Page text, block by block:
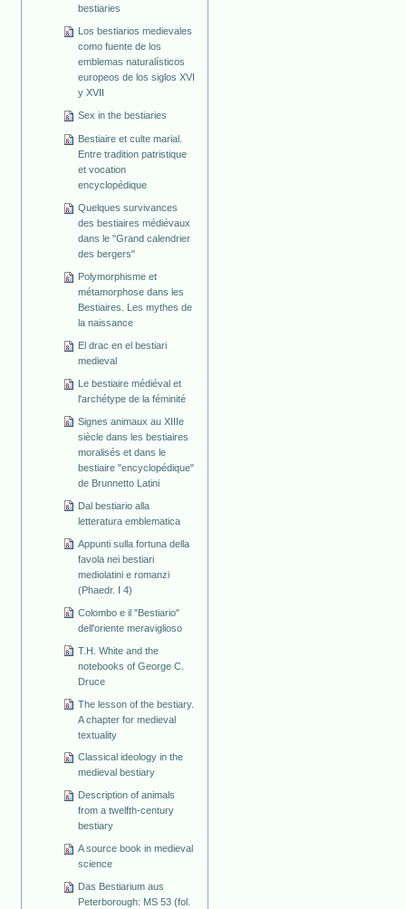
bestiaries
Los bestiarios medievales
como fuente de los
emblemas naturalísticos
europeos de los siglos XVI
y XVII
Sex in the bestiaries
Bestiaire et culte marial.
Entre tradition patristique
et vocation
encyclopédique
Quelques survivances
des bestiaires médiévaux
dans le "Grand calendrier
des bergers"
Polymorphisme et
métamorphose dans les
Bestiaires. Les mythes de
la naissance
El drac en el bestiari
medieval
Le bestiaire médiéval et
l'archétype de la féminité
Signes animaux au XIIIe
siècle dans les bestiaires
moralisés et dans le
bestiaire "encyclopédique"
de Brunnetto Latini
Dal bestiario alla
letteratura emblematica
Appunti sulla fortuna della
favola nei bestiari
mediolatini e romanzi
(Phaedr. I 4)
Colombo e il "Bestiario"
dell'oriente meraviglioso
T.H. White and the
notebooks of George C.
Druce
The lesson of the bestiary.
A chapter for medieval
textuality
Classical ideology in the
medieval bestiary
Description of animals
from a twelfth-century
bestiary
A source book in medieval
science
Das Bestiarium aus
Peterborough: MS 53 (fol.